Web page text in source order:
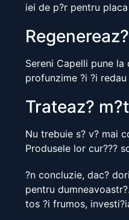
iei de p?r pentru
Sereni Capelli pune
profunzime ?i ?i
Trateaz?
Nu trebuie s? v? mai
Produsele lor cur???
?n concluzie, dac?
pentru
tos ?i frumos,